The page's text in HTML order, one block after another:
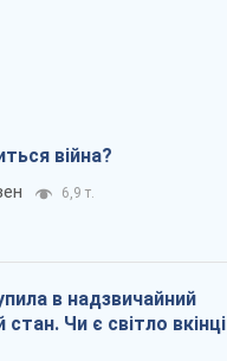
війна?
6,9 т.
в надзвичайний
стан. Чи є світло вкінці